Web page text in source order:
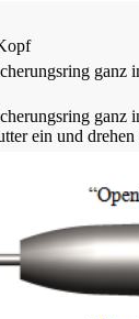
ganz
ganz
ein und